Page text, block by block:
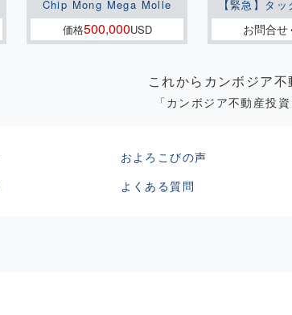
Chip Mong Mega Molle
価格500,000USD
【緊急】タ
お問合せ
これからカンボジア
「カンボジア不動産投
およろこびの声
よくある質問